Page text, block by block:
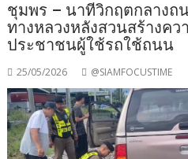
ชุมพร – นาทีวิกฤตกลางถ
ทางหลวงหลังสวนสร้างค
ประชาชนผู้ใช้รถใช้ถนน
25/05/2026 @SIAMFOCUSTIME